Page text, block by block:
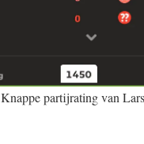
Knappe partijrating van